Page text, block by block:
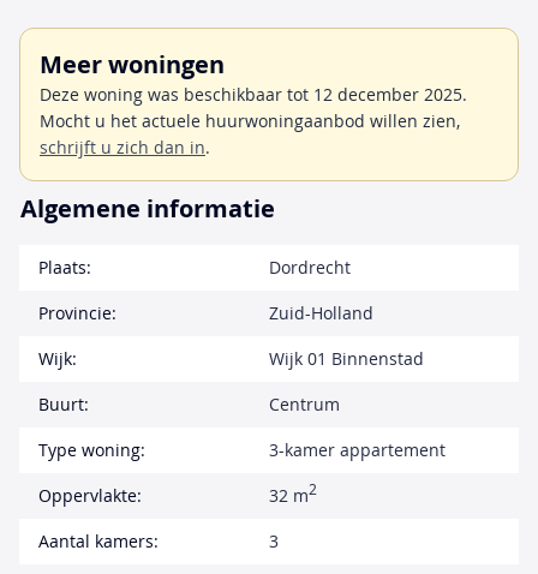
Meer woningen
Deze woning was beschikbaar tot 12 december 2025.
Mocht u het actuele huurwoningaanbod willen zien,
schrijft u zich dan in.
Algemene informatie
Plaats:
Dordrecht
Provincie:
Zuid-Holland
Wijk:
Wijk 01 Binnenstad
Buurt:
Centrum
Type woning:
3-kamer appartement
Oppervlakte:
32 m2
Aantal kamers:
3